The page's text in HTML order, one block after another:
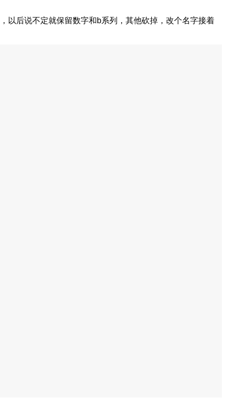
以后说不定就保留数字和b系列，其他砍掉，改个名字接着